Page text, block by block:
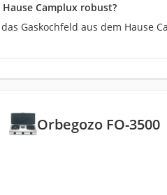
Camplux robust?
Gaskochfeld aus dem Hause
Orbegozo FO-3500